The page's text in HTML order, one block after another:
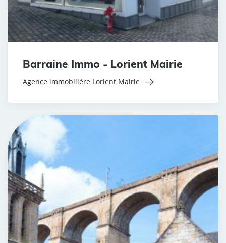
Barraine Immo - Lorient Mairie
Agence immobilière Lorient Mairie